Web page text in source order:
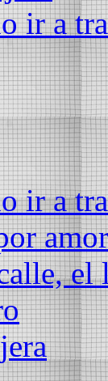
ir a
ir a
amor
el